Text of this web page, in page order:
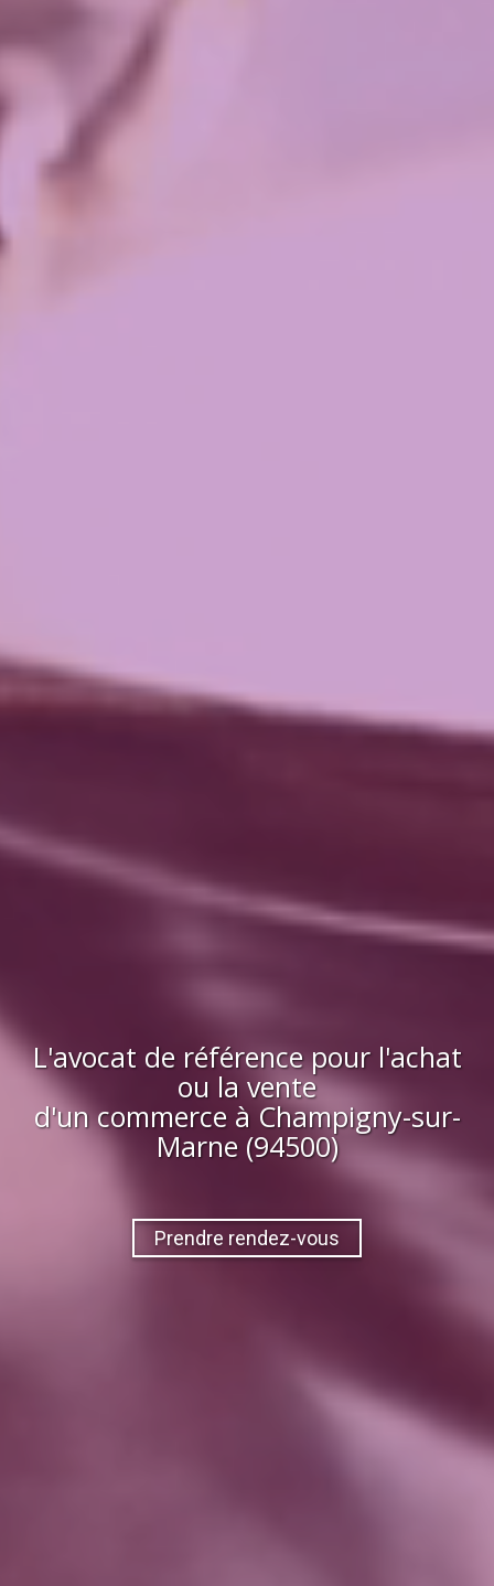
L'avocat de référence pour l'achat
ou la vente
d'un commerceà Champigny-sur-
Marne (94500)
Prendre rendez-vous